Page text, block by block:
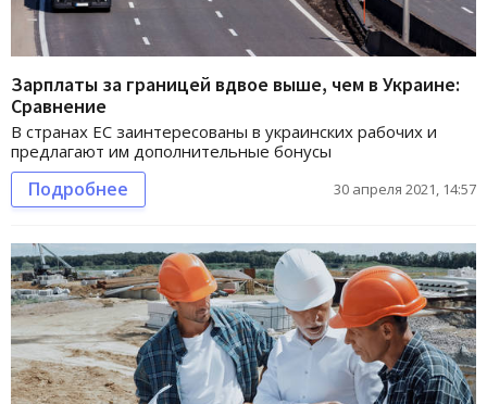
Зарплаты за границей вдвое выше, чем в Украине:
Сравнение
В странах ЕС заинтересованы в украинских рабочих и
предлагают им дополнительные бонусы
Подробнее 30 апреля 2021, 14:57